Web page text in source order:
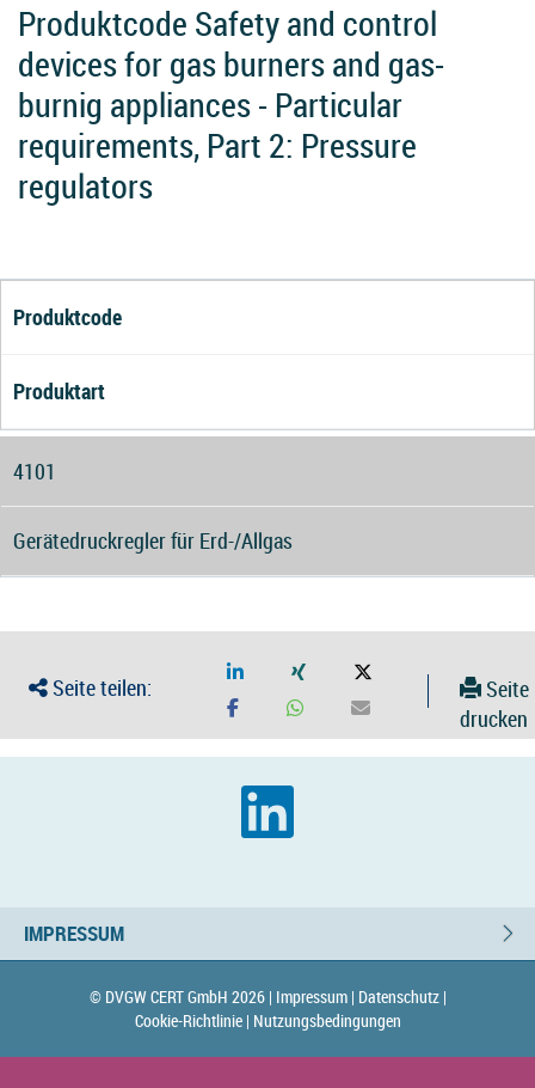
Produktcode Safety and control
devices for gas burners and gas-
burnig appliances - Particular
requirements, Part 2: Pressure
regulators
Produktcode
Produktart
4101
Gerätedruckregler für Erd-/Allgas
Seite teilen:
Seite
drucken
IMPRESSUM
© DVGW CERT GmbH 2026 | Impressum | Datenschutz |
Cookie-Richtlinie | Nutzungsbedingungen